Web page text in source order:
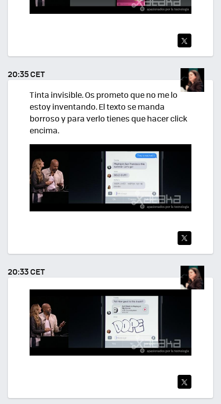
TWI
TEA
R
20:35 CET
Tinta invisible. Os prometo que no me lo
estoy inventando. El texto se manda
borroso y para verlo tienes que hacer click
encima.
TWI
TEA
R
20:33 CET